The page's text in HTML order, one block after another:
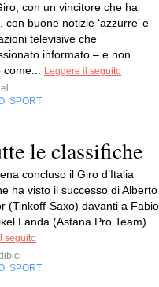
con un vincitore che ha
con buone notizie ‘azzurre’ e
televisive che
informato – e non
come... Leggere il seguito
, SPORT
le classifiche
concluso il Giro d’Italia
ha visto il successo di Alberto
(Tinkoff-Saxo) davanti a Fabio
Landa (Astana Pro Team).
seguito
, SPORT